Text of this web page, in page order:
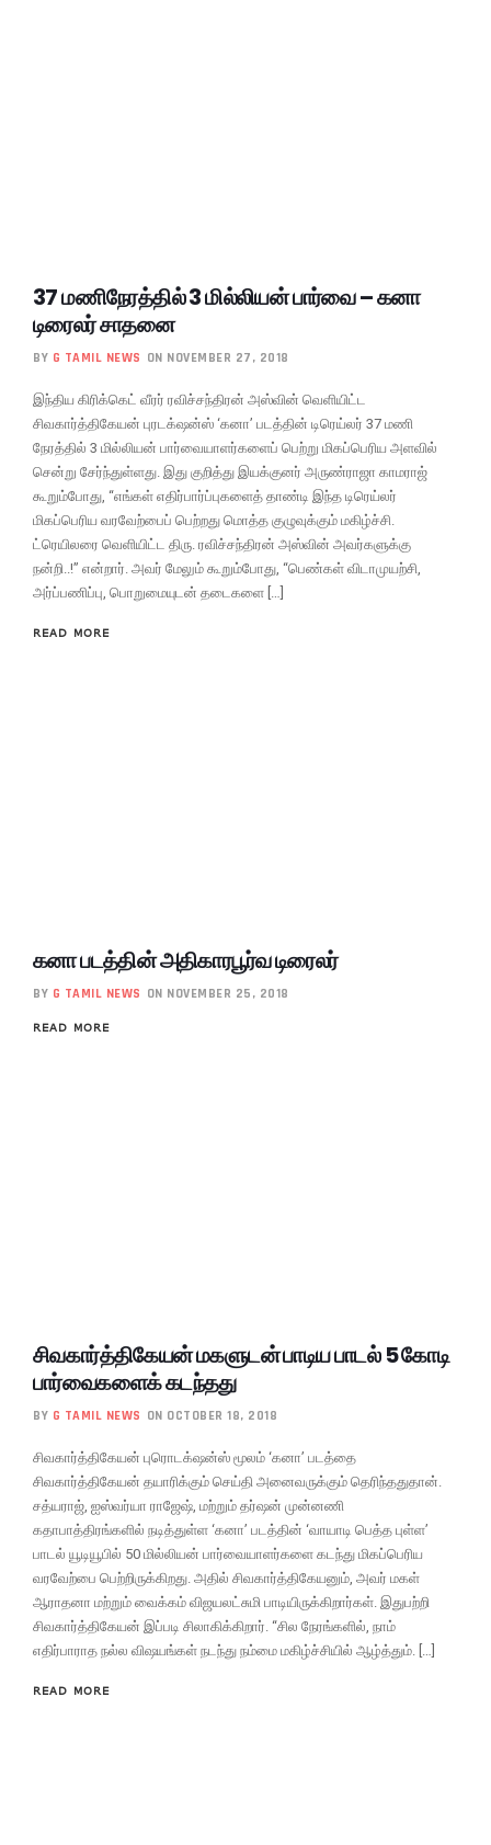
37 மணிநேரத்தில் 3 மில்லியன் பார்வை – கனா
டிரைலர் சாதனை
BY G TAMIL NEWS ON NOVEMBER 27, 2018
இந்திய கிரிக்கெட் வீரர் ரவிச்சந்திரன் அஸ்வின் வெளியிட்ட
சிவகார்த்திகேயன் புரடக்‌ஷன்ஸ் ‘கனா’ படத்தின் டிரெய்லர் 37 மணி
நேரத்தில் 3 மில்லியன் பார்வையாளர்களைப் பெற்று மிகப்பெரிய அளவில்
சென்று சேர்ந்துள்ளது. இது குறித்து இயக்குனர் அருண்ராஜா காமராஜ்
கூறும்போது, “எங்கள் எதிர்பார்ப்புகளைத் தாண்டி இந்த டிரெய்லர்
மிகப்பெரிய வரவேற்பைப் பெற்றது மொத்த குழுவுக்கும் மகிழ்ச்சி.
ட்ரெயிலரை வெளியிட்ட திரு. ரவிச்சந்திரன் அஸ்வின் அவர்களுக்கு
நன்றி..!” என்றார். அவர் மேலும் கூறும்போது, “பெண்கள் விடாமுயற்சி,
அர்ப்பணிப்பு, பொறுமையுடன் தடைகளை […]
READ MORE
கனா படத்தின் அதிகாரபூர்வ டிரைலர்
BY G TAMIL NEWS ON NOVEMBER 25, 2018
READ MORE
சிவகார்த்திகேயன் மகளுடன் பாடிய பாடல் 5 கோடி
பார்வைகளைக் கடந்தது
BY G TAMIL NEWS ON OCTOBER 18, 2018
சிவகார்த்திகேயன் புரொடக்‌ஷன்ஸ் மூலம் ‘கனா’ படத்தை
சிவகார்த்திகேயன் தயாரிக்கும் செய்தி அனைவருக்கும் தெரிந்ததுதான்.
சத்யராஜ், ஐஸ்வர்யா ராஜேஷ், மற்றும் தர்ஷன் முன்னணி
கதாபாத்திரங்களில் நடித்துள்ள ‘கனா’ படத்தின் ‘வாயாடி பெத்த புள்ள’
பாடல் யூடியூபில் 50 மில்லியன் பார்வையாளர்களை கடந்து மிகப்பெரிய
வரவேற்பை பெற்றிருக்கிறது. அதில் சிவகார்த்திகேயனும், அவர் மகள்
ஆராதனா மற்றும் வைக்கம் விஜயலட்சுமி பாடியிருக்கிறார்கள். இதுபற்றி
சிவகார்த்திகேயன் இப்படி சிலாகிக்கிறார். “சில நேரங்களில், நாம்
எதிர்பாராத நல்ல விஷயங்கள் நடந்து நம்மை மகிழ்ச்சியில் ஆழ்த்தும். […]
READ MORE